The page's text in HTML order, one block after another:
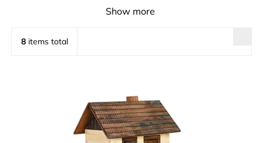
Show more
8 items total